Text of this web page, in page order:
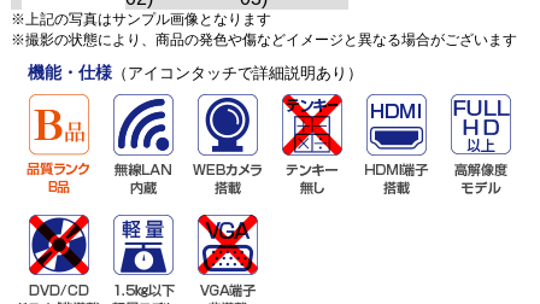
※上記の写真はサンプル画像となります
※撮影の状態により、商品の発色や傷などイメージと異なる場合がございます
機能・仕様（アイコンタッチで詳細説明あり）